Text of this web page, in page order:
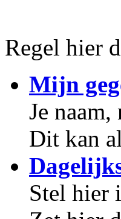
Regel hier
Mijn
Je
Dit kan
Stel hier